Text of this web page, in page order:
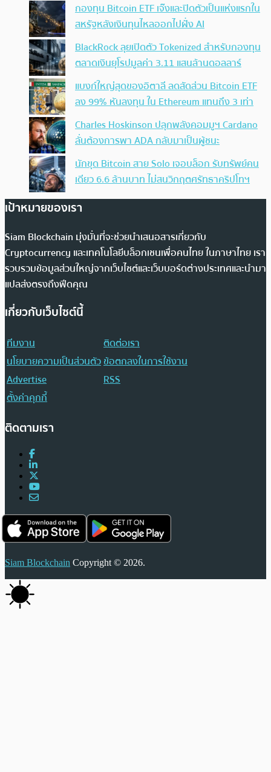
กองทุน Bitcoin ETF เจ๊งและปิดตัวเป็นแห่งแรกใน
สหรัฐหลังเงินทุนไหลออกไปฝั่ง AI
BlackRock ลุยเปิดตัว Tokenized สำหรับกองทุน
ตลาดเงินยุโรปมูลค่า 3.11 แสนล้านดอลลาร์
แบงก์ใหญ่สุดของอิตาลี ลดสัดส่วน Bitcoin ETF
ลง 99% หันลงทุน ใน Ethereum แทนถึง 3 เท่า
Charles Hoskinson ปลุกพลังคอมมูฯ Cardano
ลั่นต้องการพา ADA กลับมาเป็นผู้ชนะ
นักขุด Bitcoin สาย Solo เจอบล็อก รับทรัพย์คน
เดียว 6.6 ล้านบาท ไม่สนวิกฤตศรัทธาคริปโทฯ
เป้าหมายของเรา
Siam Blockchain มุ่งมั่นที่จะช่วยนำเสนอสารเกี่ยวกับ
Cryptocurrency และเทคโนโลยีบล็อกเชนเพื่อคนไทย ในภาษาไทย เรา
รวบรวมข้อมูลส่วนใหญ่จากเว็บไซต์และเว็บบอร์ดต่างประเทศและนำมา
แปลส่งตรงถึงฟีดคุณ
เกี่ยวกับเว็บไซต์นี้
ทีมงาน
ติดต่อเรา
นโยบายความเป็นส่วนตัวข้อตกลงในการใช้งาน
Advertise
RSS
ตั้งค่าคุกกี้
ติดตามเรา
Siam Blockchain Copyright © 2026.